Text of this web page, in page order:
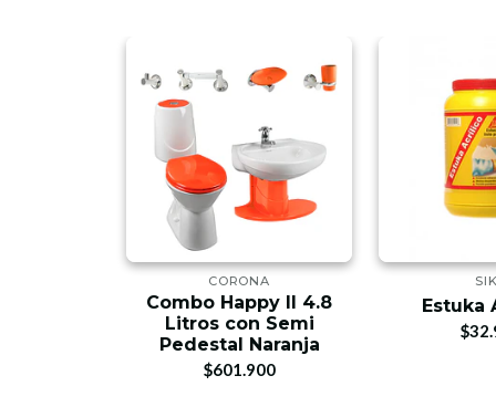
CORONA
Combo Happy II 4.8
Litros con Semi
Pedestal Naranja
$601.900
Estuka